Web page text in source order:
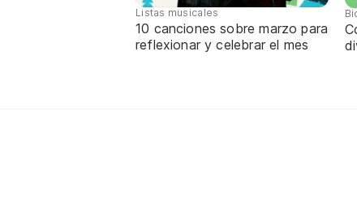
Listas musicales
10 canciones sobre marzo para
reflexionar y celebrar el mes